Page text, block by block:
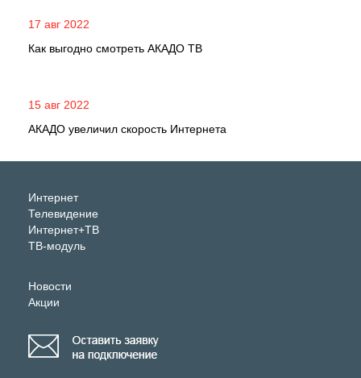
17 авг 2022
Как выгодно смотреть АКАДО ТВ
15 авг 2022
АКАДО увеличил скорость Интернета
Интернет
Телевидение
Интернет+ТВ
ТВ-модуль
Новости
Акции